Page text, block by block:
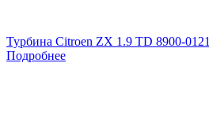
Турбина Citroen ZX 1.9 TD 8900-0121
Подробнее